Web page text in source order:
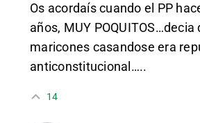
Os acordaís cuando el PP
años, MUY POQUITOS…decia
maricones casandose era
anticonstitucional…..
14